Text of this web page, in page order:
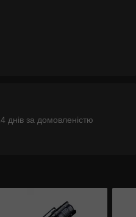
днів за домовленістю